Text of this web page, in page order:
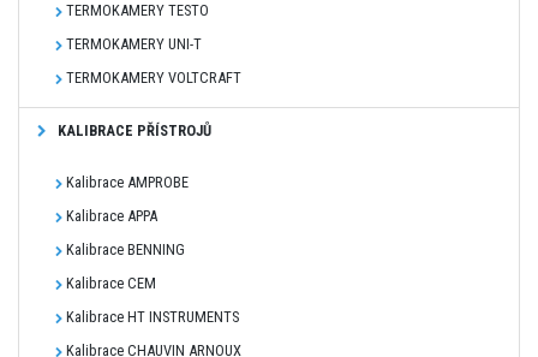
TERMOKAMERY TESTO
TERMOKAMERY UNI-T
TERMOKAMERY VOLTCRAFT
KALIBRACE PŘÍSTROJŮ
Kalibrace AMPROBE
Kalibrace APPA
Kalibrace BENNING
Kalibrace CEM
Kalibrace HT INSTRUMENTS
Kalibrace CHAUVIN ARNOUX